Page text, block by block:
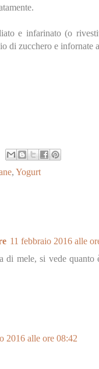
e infarinato (o
di zucchero e
, Yogurt
11 febbraio 2016 alle
di mele, si vede quanto
2016 alle ore 08:42